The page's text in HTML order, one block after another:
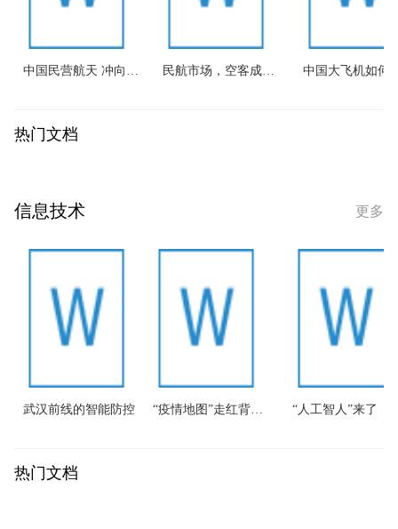
中国民营航天 冲向大气层 民航市场，空客成为最大赢家？中国大飞机如何
热门文档
信息技术 更多
武汉前线的智能防控 “疫情地图”走红背后的GIS...“人工智人”来了
热门文档